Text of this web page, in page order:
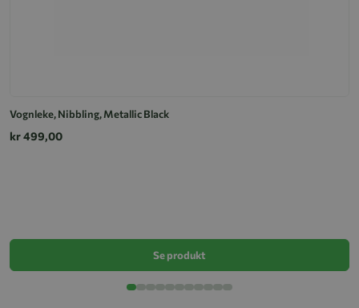
Vognleke, Nibbling, Metallic Black
kr 499,00
Se produkt